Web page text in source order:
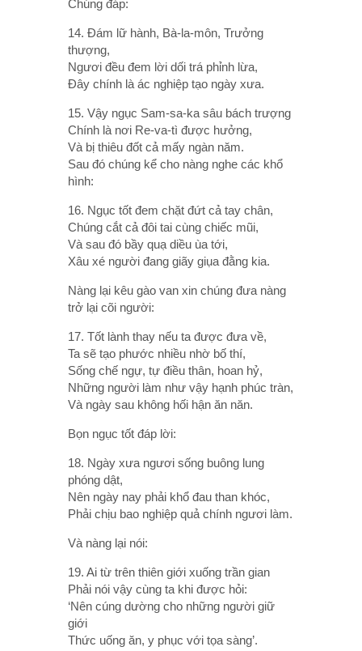
Chúng đáp:
14. Ðám lữ hành, Bà-la-môn, Trưởng
thượng,
Ngươi đều đem lời dối trá phỉnh lừa,
Ðây chính là ác nghiệp tạo ngày xưa.
15. Vậy ngục Sam-sa-ka sâu bách trượng
Chính là nơi Re-va-tì được hưởng,
Và bị thiêu đốt cả mấy ngàn năm.
Sau đó chúng kể cho nàng nghe các khổ
hình:
16. Ngục tốt đem chặt đứt cả tay chân,
Chúng cắt cả đôi tai cùng chiếc mũi,
Và sau đó bầy quạ diều ùa tới,
Xâu xé người đang giãy giụa đằng kia.
Nàng lại kêu gào van xin chúng đưa nàng
trở lại cõi người:
17. Tốt lành thay nếu ta được đưa về,
Ta sẽ tạo phước nhiều nhờ bố thí,
Sống chế ngự, tự điều thân, hoan hỷ,
Những người làm như vậy hạnh phúc tràn,
Và ngày sau không hối hận ăn năn.
Bọn ngục tốt đáp lời:
18. Ngày xưa ngươi sống buông lung
phóng dật,
Nên ngày nay phải khổ đau than khóc,
Phải chịu bao nghiệp quả chính ngươi làm.
Và nàng lại nói:
19. Ai từ trên thiên giới xuống trần gian
Phải nói vậy cùng ta khi được hỏi:
‘Nên cúng dường cho những người giữ
giới
Thức uống ăn, y phục với tọa sàng’.